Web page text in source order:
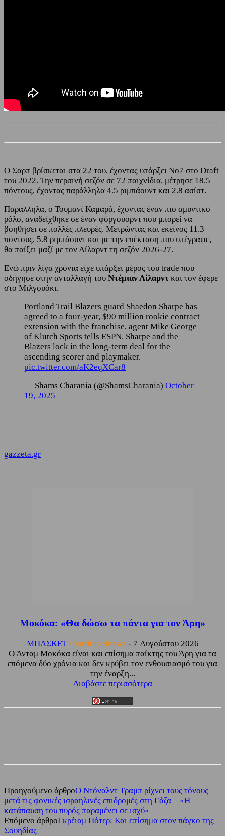
Ο Σαρπ βρίσκεται στα 22 του, έχοντας υπάρξει Νο7 στο Draft
του 2022. Την περσινή σεζόν σε 72 παιχνίδια, μέτρησε 18.5
πόντους, έχοντας παράλληλα 4.5 ριμπάουντ και 2.8 ασίστ.
Παράλληλα, ο Τουμανί Καμαρά, έχοντας έναν πιο αμυντικό
ρόλο, αναδείχθηκε σε έναν φόργουορντ που μπορεί να
βοηθήσει σε πολλές πλευρές. Μετρώντας και εκείνος 11.3
πόντους, 5.8 ριμπάουντ και με την επέκταση που υπέγραψε,
θα παίξει μαζί με τον Λίλαρντ τη σεζόν 2026-27.
Ενώ πριν λίγα χρόνια είχε υπάρξει μέρος του trade που
οδήγησε στην ανταλλαγή του Ντέμιαν Λίλαρντ και τον έφερε
στο Μιλγουόκι.
Portland Trail Blazers guard Shaedon Sharpe has
agreed to a four-year, $90 million rookie contract
extension with the franchise, agent Mike George
of Klutch Sports tells ESPN. Sharpe and the
Blazers lock in the long-term deal for the
ascending scorer and playmaker.
pic.twitter.com/aK2eqXCar8
— Shams Charania (@ShamsCharania) October
19, 2025
gazzeta.gr
Μοκόκα: «Θα δώσω τα πάντα για τον Άρη»
ΜΠΑΣΚΕΤ sporting24news - 7 Αυγούστου 2026
Ο Άνταμ Μοκόκα είναι και επίσημα παίκτης του Άρη για τα
επόμενα δύο χρόνια και δεν κρύβει τον ενθουσιασμό του για
την έναρξη...
Διαβάστε περισσότερα
Προηγούμενο άρθροΟ Ντόναλντ Τραμπ ρίχνει τους τόνους
μετά τις φονικές ισραηλινές επιδρομές στη Γάζα – «Η
κατάπαυση του πυρός παραμένει σε ισχύ»
Επόμενο άρθροΓκρέιαμ Πότερ: Και επίσημα στον πάγκο της
Σουηδίας